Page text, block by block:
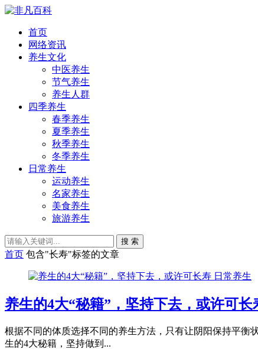
首页
网络资讯
养生文化
中医养生
节气养生
养生人群
四季养生
春季养生
夏季养生
秋季养生
冬季养生
日常养生
运动养生
名家养生
美食养生
旅游养生
搜 索
首页 包含"长寿"标签的文章
日常养生
养生的4大“秘籍”，坚持下去，或许可长
根据不同的体质选择不同的养生方法，只有让阴阳保持平衡
生的4大秘籍，坚持做到...